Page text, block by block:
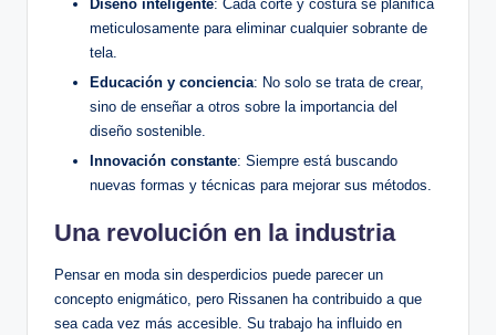
Diseño inteligente: Cada corte y costura se planifica
meticulosamente para eliminar cualquier sobrante de
tela.
Educación y conciencia: No solo se trata de crear,
sino de enseñar a otros sobre la importancia del
diseño sostenible.
Innovación constante: Siempre está buscando
nuevas formas y técnicas para mejorar sus métodos.
Una revolución en la industria
Pensar en moda sin desperdicios puede parecer un
concepto enigmático, pero Rissanen ha contribuido a que
sea cada vez más accesible. Su trabajo ha influido en